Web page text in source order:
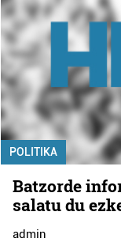
POLITIKA
Batzorde
salatu du
admin